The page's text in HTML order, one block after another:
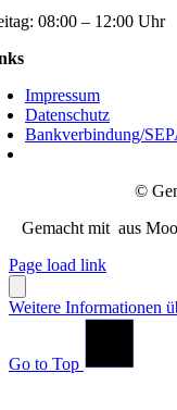
08:00 – 12:00 Uhr
Impressum
Datenschutz
Bankverbindung/
©
Gemacht mit aus
Page load link
Weitere Informationen
Go to Top